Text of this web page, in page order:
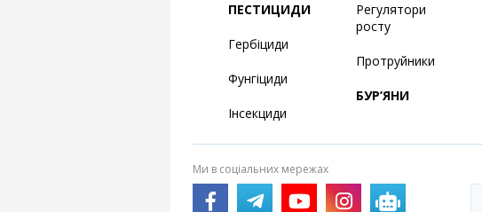
ПЕСТИЦИДИ
Гербіциди
Фунгіциди
Інсекциди
Регулятори
росту
Протруйники
БУР’ЯНИ
Ми в соціальних мережах